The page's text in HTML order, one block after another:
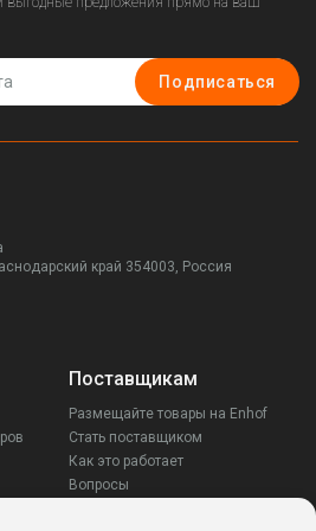
Подписаться
край 354003, Россия
Поставщикам
Размещайте товары на Enhof
Стать поставщиком
Как это работает
Вопросы